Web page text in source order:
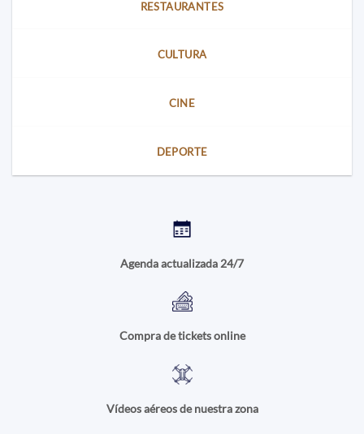
RESTAURANTES
CULTURA
CINE
DEPORTE
Agenda actualizada 24/7
Compra de tickets online
Vídeos aéreos de nuestra zona